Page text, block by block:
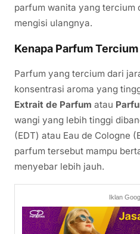
parfum wanita yang tercium
mengisi ulangnya.
Kenapa Parfum
Parfum yang tercium dari
konsentrasi aroma yang
Extrait de Parfum atau
wangi yang lebih tinggi
(EDT) atau Eau de Cologne
parfum tersebut mampu
menyebar lebih jauh.
Iklan